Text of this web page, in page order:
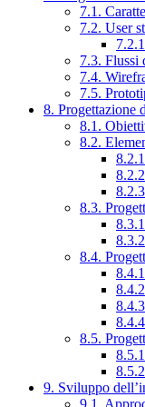
7.1.
7.2. User
7.3. Flussi
7.4.
7.5.
8. Progettazione
8.1.
8.2.
8.3.
8.4.
8.5.
9. Sviluppo
9.1.